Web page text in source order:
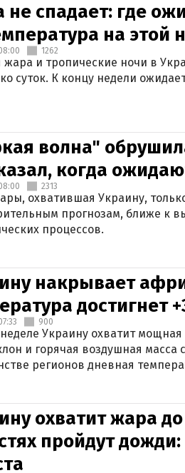
спадает: где
на этой
1262
жара и тропические ночи в
суток. К концу недели
волна"
когда
2313
охватившая Украину,
прогнозам, ближе к
процессов.
накрывает
достигнет
900
Украину охватит
и горячая воздушная масса
регионов дневная
охватит жара
пройдут